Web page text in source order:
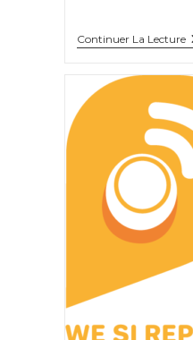
Continuer La Lecture